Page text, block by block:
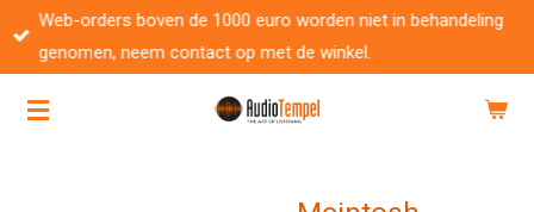
Ga
direct
de
Web-orders boven de 1000 euro worden niet in behandeling
genomen, neem contact op met de winkel.